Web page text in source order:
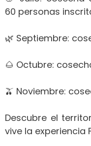
60 personas
🌿 Septiembre:
🌰 Octubre:
🫒 Noviembre:
Descubre el
vive la experiencia